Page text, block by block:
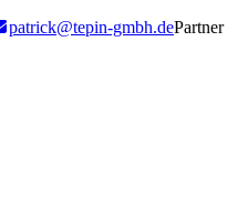
patrick@tepin-gmbh.dePartner